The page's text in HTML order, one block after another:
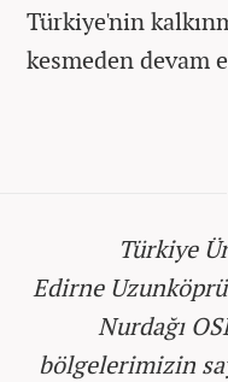
Türkiye'nin
kesmeden devam
Türkiye
Edirne
Nurdağı
bölgelerimizin